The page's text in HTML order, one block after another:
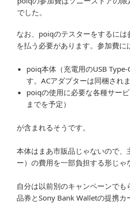
でした。
なお、poiqのテスターをするに
を払う必要があります。参加費に
poiq本体（充電用のUSB Type-
す。ACアダプターは同梱されま
poiqの使用に必要な各種サー
までを予定）
が含まれるそうです。
本体はまあ市販品じゃないので
ー）の費用を一部負担する形じゃ
自分は以前別のキャンペーンで
品券とSony Bank Walletの提携カ